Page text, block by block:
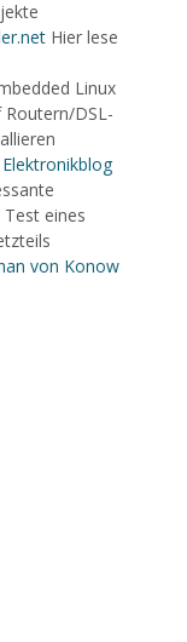
Hier lese
Linux
DSL-
Test eines
von Konow